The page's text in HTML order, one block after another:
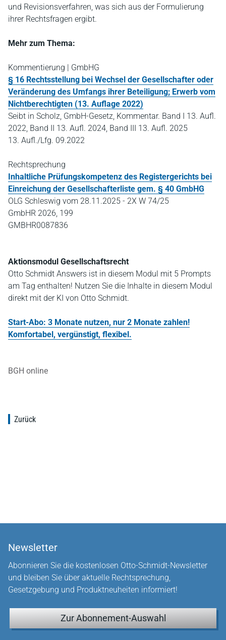
und Revisionsverfahren, was sich aus der Formulierung
ihrer Rechtsfragen ergibt.
Mehr zum Thema:
Kommentierung | GmbHG
§ 16 Rechtsstellung bei Wechsel der Gesellschafter oder
Veränderung des Umfangs ihrer Beteiligung; Erwerb vom
Nichtberechtigten (13. Auflage 2022)
Seibt in Scholz, GmbH-Gesetz, Kommentar. Band I 13. Aufl.
2022, Band II 13. Aufl. 2024, Band III 13. Aufl. 2025
13. Aufl./Lfg. 09.2022
Rechtsprechung
Inhaltliche Prüfungskompetenz des Registergerichts bei
Einreichung der Gesellschafterliste gem. § 40 GmbHG
OLG Schleswig vom 28.11.2025 - 2X W 74/25
GmbHR 2026, 199
GMBHR0087836
Aktionsmodul Gesellschaftsrecht
Otto Schmidt Answers ist in diesem Modul mit 5 Prompts
am Tag enthalten! Nutzen Sie die Inhalte in diesem Modul
direkt mit der KI von Otto Schmidt.
Start-Abo: 3 Monate nutzen, nur 2 Monate zahlen!
Komfortabel, vergünstigt, flexibel.
BGH online
Zurück
Newsletter
Abonnieren Sie die kostenlosen Otto-Schmidt-Newsletter
und bleiben Sie über aktuelle Rechtsprechung,
Gesetzgebung und Produktneuheiten informiert!
Zur Abonnement-Auswahl